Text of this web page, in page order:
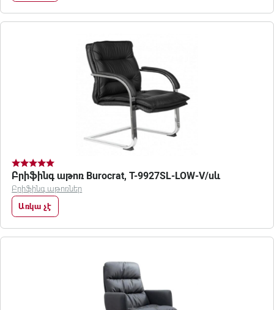
Բրիֆինգ աթոռ Burocrat, T-9927SL-LOW-V/սև
Բրիֆինգ աթոռներ
Առկա չէ